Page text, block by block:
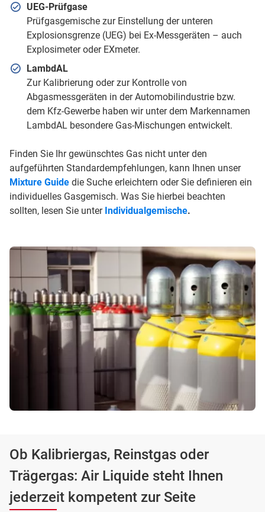
UEG-Prüfgase
Prüfgasgemische zur Einstellung der unteren
Explosionsgrenze (UEG) bei Ex-Messgeräten – auch
Explosimeter oder EXmeter.
LambdAL
Zur Kalibrierung oder zur Kontrolle von
Abgasmessgeräten in der Automobilindustrie bzw.
dem Kfz-Gewerbe haben wir unter dem Markennamen
LambdAL besondere Gas-Mischungen entwickelt.
Finden Sie Ihr gewünschtes Gas nicht unter den
aufgeführten Standardempfehlungen, kann Ihnen unser
Mixture Guide die Suche erleichtern oder Sie definieren ein
individuelles Gasgemisch. Was Sie hierbei beachten
sollten, lesen Sie unter Individualgemische.
Ob Kalibriergas, Reinstgas oder
Trägergas: Air Liquide steht Ihnen
jederzeit kompetent zur Seite